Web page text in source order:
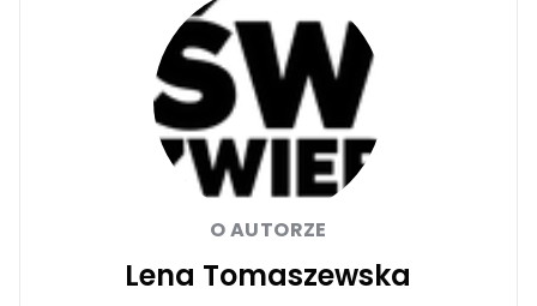
O AUTORZE
Lena Tomaszewska